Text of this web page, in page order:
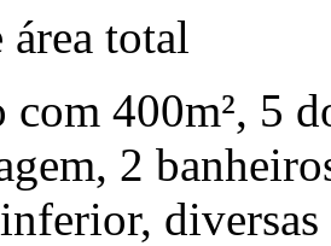
área total
com 400m², 5
2
diversas